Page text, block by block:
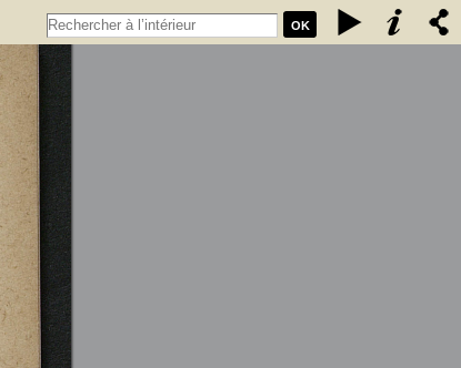
OK